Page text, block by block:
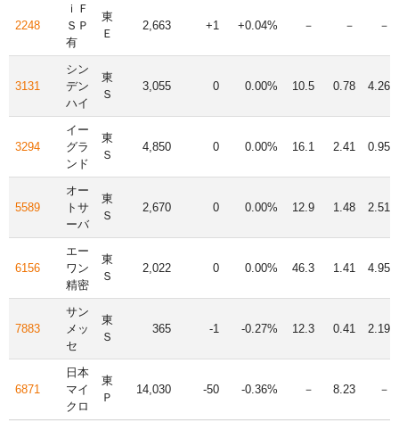
2248
ｉＦ
ＳＰ
有
東
Ｅ
2,663 +1 +0.04% － － －
3131
シン
デン
ハイ
東
Ｓ
3,055 0 0.00% 10.5 0.78 4.26
3294
イー
グラ
ンド
東
Ｓ
4,850 0 0.00% 16.1 2.41 0.95
5589
オー
トサ
ーバ
東
Ｓ
2,670 0 0.00% 12.9 1.48 2.51
6156
エー
ワン
精密
東
Ｓ
2,022 0 0.00% 46.3 1.41 4.95
7883
サン
メッ
セ
東
Ｓ
365 -1 -0.27% 12.3 0.41 2.19
6871
日本
マイ
クロ
東
Ｐ
14,030 -50 -0.36% － 8.23 －